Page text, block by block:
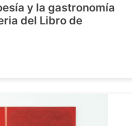
y la gastronomía
del Libro de